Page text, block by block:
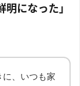
になった」
に、いつも家